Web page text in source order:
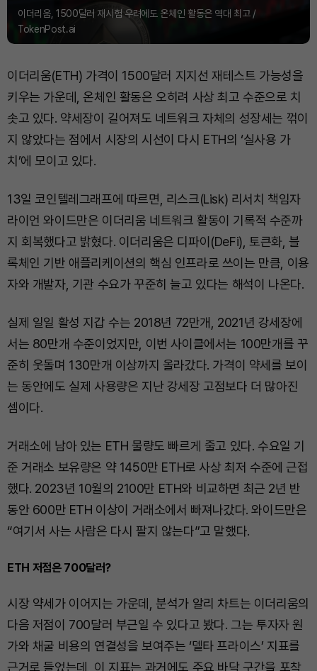
이더리움, 1500달러 재시험 우려에도 온체인 활동은 역대 최고 /
TokenPost.ai
이더리움(ETH) 가격이 1500달러 지지선 재테스트 가능성을
키우는 가운데, 온체인 활동은 오히려 사상 최고 수준으로 치
솟고 있다. 약세장이 길어져도 네트워크 자체의 성장세는 꺾이
지 않았다는 점에서 시장의 시선이 다시 ETH의 ‘실사용 가
치’에 모이고 있다.
13일 코인텔레그래프에 따르면, 리스크(Lisk) 리서치 책임자
라이언 와이드만은 이더리움 네트워크 활동이 기록적 수준까
지 회복했다고 밝혔다. 이더리움은 디파이(DeFi), 토큰화, 블
록체인 기반 애플리케이션의 핵심 인프라로 쓰이는 만큼, 이용
자와 개발자, 기관 수요가 꾸준히 늘고 있다는 해석이 나온다.
실제 일일 활성 지갑 수는 2018년 72만개, 2021년 강세장에
서는 80만개 수준이었지만, 이번 사이클에서는 100만개를 꾸
준히 웃돌며 130만개 이상까지 올라갔다. 가격이 약세를 보이
는 동안에도 실제 사용량은 지난 강세장 고점보다 더 많아진
셈이다.
거래소에 남아 있는 ETH 물량도 빠르게 줄고 있다. 수요일 기
준 거래소 보유량은 약 1450만 ETH로 사상 최저 수준에 근접
했다. 2023년 10월의 2100만 ETH와 비교하면 최근 2년 반
동안 600만 ETH 이상이 거래소에서 빠져나갔다. 와이드만은
“여기서 사는 사람은 다시 팔지 않는다”고 말했다.
ETH 저점은 700달러?
시장 약세가 이어지는 가운데, 분석가 알리 차트는 이더리움의
다음 저점이 700달러 부근일 수 있다고 봤다. 그는 투자자 원
가와 채굴 비용의 연결성을 보여주는 ‘델타 프라이스’ 지표를
근거로 들었는데, 이 지표는 과거에도 주요 바닥 구간을 포착